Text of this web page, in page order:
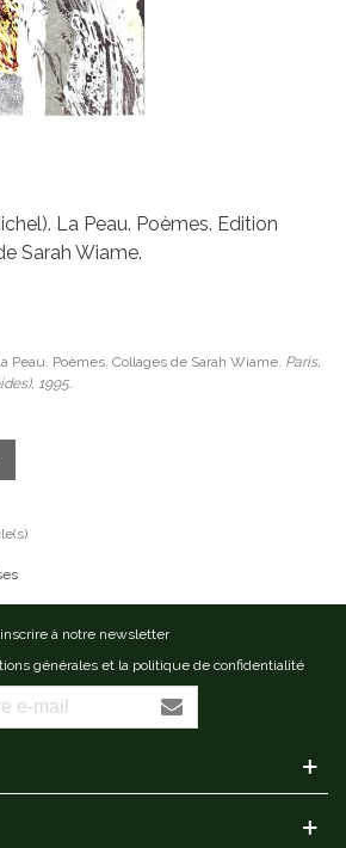
La Peau. Poèmes. Edition
Sarah Wiame.
Peau. Poèmes. Collages de Sarah Wiame. Paris,
1995.
à notre newsletter
générales et la politique de confidentialité